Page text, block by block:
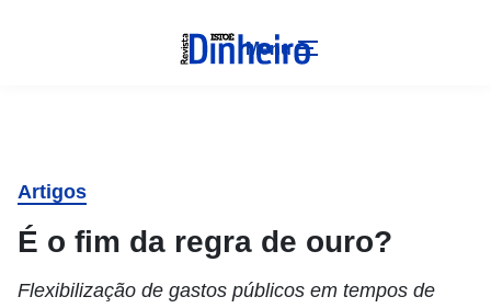
Menu
Artigos
É o fim da regra de ouro?
Flexibilização de gastos públicos em tempos de